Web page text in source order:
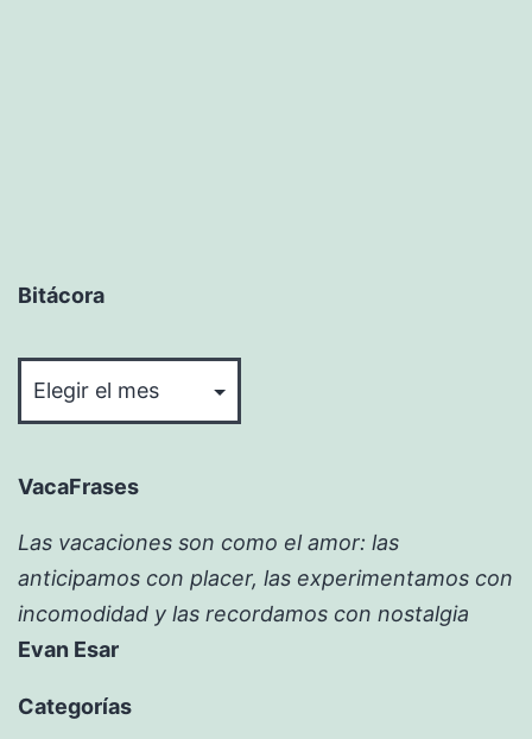
Bitácora
VacaFrases
Las vacaciones son como el amor: las
anticipamos con placer, las experimentamos con
incomodidad y las recordamos con nostalgia
Evan Esar
Categorías